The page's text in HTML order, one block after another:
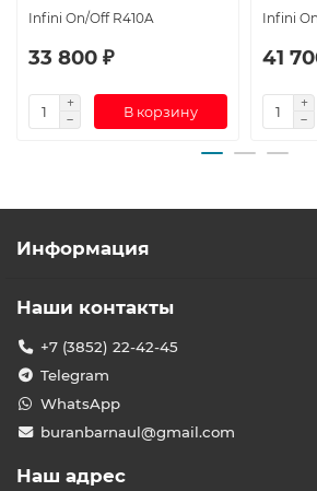
Infini On/Off R410A
33 800 ₽
В корзину
Infini
41
Информация
Наши контакты
+7 (3852) 22-42-45
Telegram
WhatsApp
buranbarnaul@gmail.com
Наш адрес